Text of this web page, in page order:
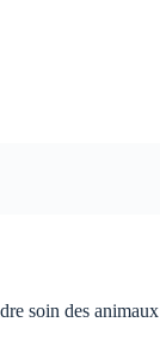
soin des animaux